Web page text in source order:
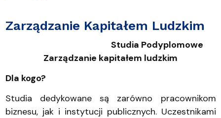
Zarządzanie Kapitałem Ludzkim
Studia Podyplomowe
Zarządzanie kapitałem ludzkim
Dla kogo?
Studia dedykowane są zarówno pracownikom
biznesu, jak i instytucji publicznych. Uczestnikami